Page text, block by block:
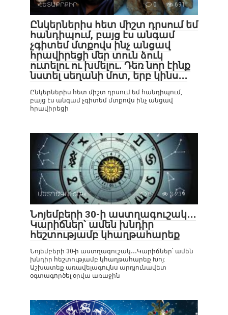
ՀԵՏԱՔՐՔԻՐ 0 691
Ընկերներիս հետ միշտ դրսում եմ
հանդիպում, բայց էս անգամ
չգիտեմ մտքովս ինչ անցավ
հրավիրեցի մեր տուն ձուկ
ուտելու ու խմելու․ Դեռ նոր էինք
նստել սեղանի մոտ, երբ կինս․․․
Ընկերներիս հետ միշտ դրսում եմ հանդիպում,
բայց էս անգամ չգիտեմ մտքովս ինչ անցավ
հրավիրեցի
ԱՍՏՂԱԳՈՒՇԱԿ 0 3 239
Նոյեմբերի 30-ի աստղագուշակ․․․
Կարիճներ՝ ամեն խնդիր
հեշտությամբ կհաղթահարեք
Նոյեմբերի 30-ի աստղագուշակ․․․Կարիճներ՝ ամեն
խնդիր հեշտությամբ կհաղթահարեք Խոյ:
Աշխատեք առավելագույնս արդյունավետ
օգտագործել օրվա առաջին